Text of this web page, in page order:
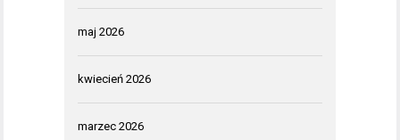
maj 2026
kwiecień 2026
marzec 2026